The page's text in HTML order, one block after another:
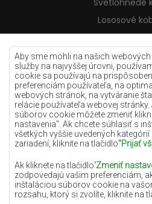
Aby sme mohli na našich
služby na najvyššej úrovni,
cookie sa používajú na
preferenciám používateľa, na
webových stránok, na vytváranie
relácie používateľa webovej
súborov cookie môžete zmeniť
nastavenia". Ak chcete súhlasiť s
všetkých vyššie uvedených
zariadení, kliknite na tlačidlo"Prijať
Ak kliknete na tlačidlo'Zmeniť
zodpovedajú vašim preferenciám,
inštaláciou súborov cookie na
rozsahu, ktorý si zvolíte, kliknite na
Svetlohnedé
Lososové
Krémové
Lilac
Žlté
Mätové
Modré
Oranžové
Ružové
Šedé
Terakotové
Zelené